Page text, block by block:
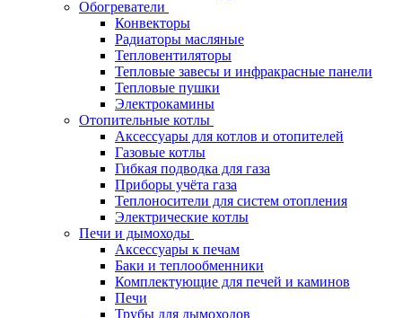
Обогреватели
Конвекторы
Радиаторы масляные
Тепловентиляторы
Тепловые завесы и инфракрасные панели
Тепловые пушки
Электрокамины
Отопительные котлы
Аксессуары для котлов и отопителей
Газовые котлы
Гибкая подводка для газа
Приборы учёта газа
Теплоносители для систем отопления
Электрические котлы
Печи и дымоходы
Аксессуары к печам
Баки и теплообменники
Комплектующие для печей и каминов
Печи
Трубы для дымоходов